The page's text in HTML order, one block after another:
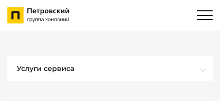
Услуги сервиса